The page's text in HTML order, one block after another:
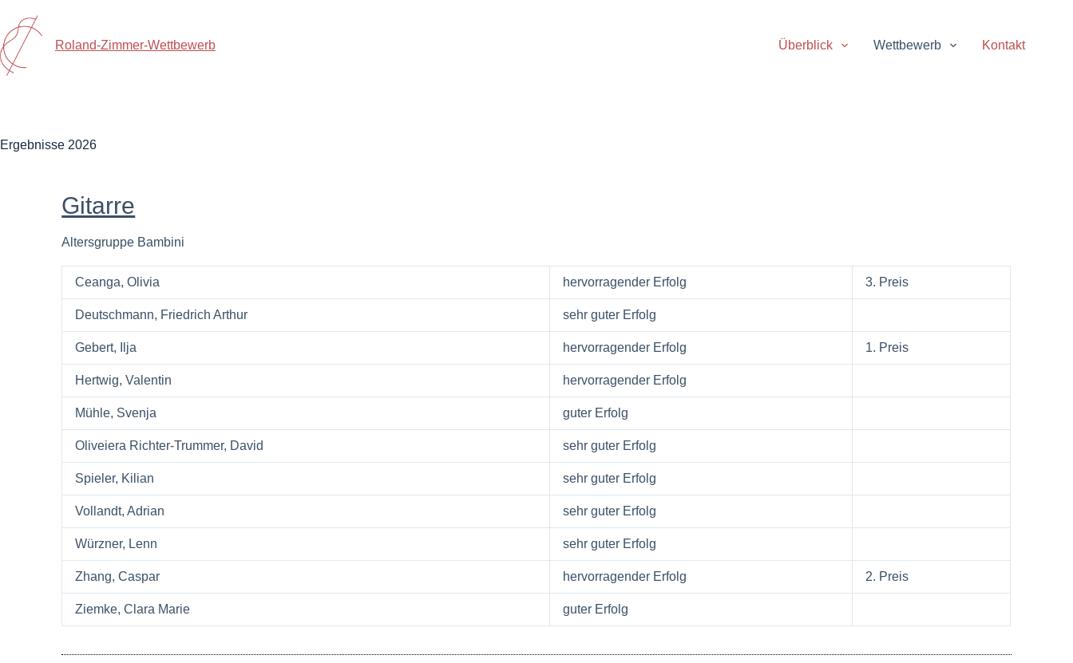
Roland-Zimmer-Wettbewerb Überblick Wettbewerb Kontakt
Ergebnisse 2026
Gitarre
Altersgruppe Bambini
Ceanga, Olivia hervorragender Erfolg 3. Preis
Deutschmann, Friedrich Arthur sehr guter Erfolg
Gebert, Ilja hervorragender Erfolg 1. Preis
Hertwig, Valentin hervorragender Erfolg
Mühle, Svenja guter Erfolg
Oliveiera Richter-Trummer, David sehr guter Erfolg
Spieler, Kilian sehr guter Erfolg
Vollandt, Adrian sehr guter Erfolg
Würzner, Lenn sehr guter Erfolg
Zhang, Caspar hervorragender Erfolg 2. Preis
Ziemke, Clara Marie guter Erfolg